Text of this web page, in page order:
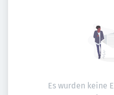
Es wurden keine